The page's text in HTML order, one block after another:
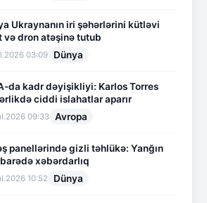
Ukraynanın iri şəhərlərini kütləvi
və dron atəşinə tutub
03:09 Dünya
da kadr dəyişikliyi: Karlos Torres
ciddi islahatlar aparır
09:33 Avropa
panellərində gizli təhlükə: Yanğın
xəbərdarlıq
10:52 Dünya